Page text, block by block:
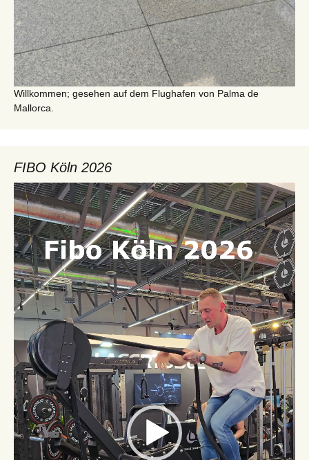
Willkommen; gesehen auf dem Flughafen von Palma de
Mallorca.
FIBO Köln 2026
Video-
Player